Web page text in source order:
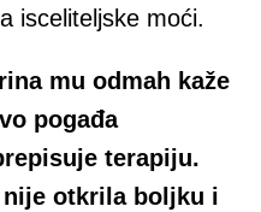
isceliteljske moći.
mu odmah kaže
pogađa
terapiju.
nije otkrila boljku i